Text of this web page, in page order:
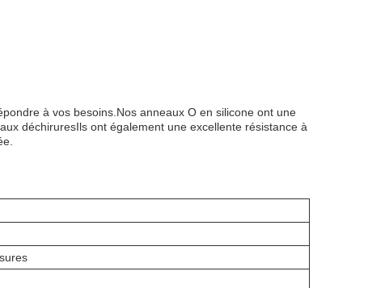
à vos besoins.Nos anneaux O en silicone ont une
déchiruresIls ont également une excellente résistance à